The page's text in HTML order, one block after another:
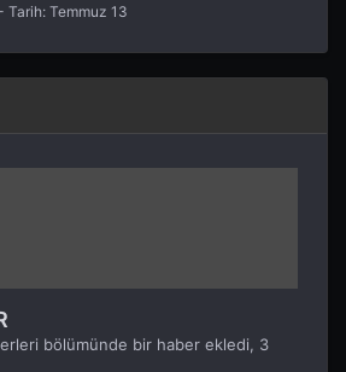
- Tarih: Temmuz 13
bölümünde bir haber ekledi, 3